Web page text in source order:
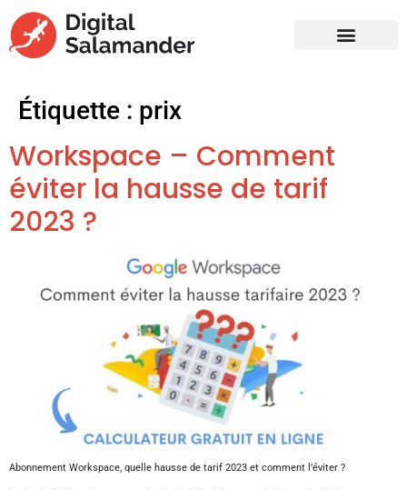
Étiquette : prix
Workspace – Comment
éviter la hausse de tarif
2023 ?
Abonnement Workspace, quelle hausse de tarif 2023 et comment l’éviter ?